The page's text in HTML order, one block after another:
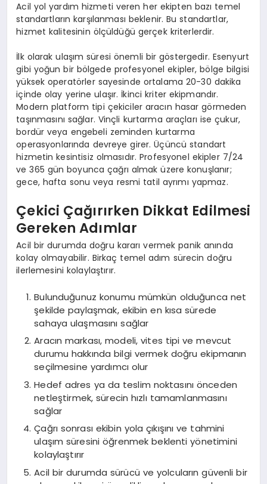
Acil yol yardım hizmeti veren her ekipten bazı temel
standartların karşılanması beklenir. Bu standartlar,
hizmet kalitesinin ölçüldüğü gerçek kriterlerdir.
İlk olarak ulaşım süresi önemli bir göstergedir. Esenyurt
gibi yoğun bir bölgede profesyonel ekipler, bölge bilgisi
yüksek operatörler sayesinde ortalama 20-30 dakika
içinde olay yerine ulaşır. İkinci kriter ekipmandır.
Modern platform tipi çekiciler aracın hasar görmeden
taşınmasını sağlar. Vinçli kurtarma araçları ise çukur,
bordür veya engebeli zeminden kurtarma
operasyonlarında devreye girer. Üçüncü standart
hizmetin kesintisiz olmasıdır. Profesyonel ekipler 7/24
ve 365 gün boyunca çağrı almak üzere konuşlanır;
gece, hafta sonu veya resmi tatil ayrımı yapmaz.
Çekici Çağırırken Dikkat Edilmesi
Gereken Adımlar
Acil bir durumda doğru kararı vermek panik anında
kolay olmayabilir. Birkaç temel adım sürecin doğru
ilerlemesini kolaylaştırır.
Bulunduğunuz konumu mümkün olduğunca net
şekilde paylaşmak, ekibin en kısa sürede
sahaya ulaşmasını sağlar
Aracın markası, modeli, vites tipi ve mevcut
durumu hakkında bilgi vermek doğru ekipmanın
seçilmesine yardımcı olur
Hedef adres ya da teslim noktasını önceden
netleştirmek, sürecin hızlı tamamlanmasını
sağlar
Çağrı sonrası ekibin yola çıkışını ve tahmini
ulaşım süresini öğrenmek beklenti yönetimini
kolaylaştırır
Acil bir durumda sürücü ve yolcuların güvenli bir